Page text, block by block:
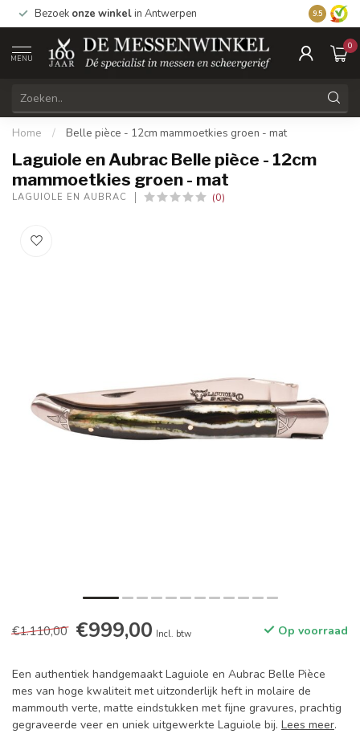
Bezoek onze winkelin Antwerpen Vandaag
9.5
MENU
0
Home / Belle pièce - 12cm mammoetkies groen - mat
Laguiole en Aubrac Belle pièce - 12cm
mammoetkies groen - mat
LAGUIOLE EN AUBRAC (0)
€1.110,00 €999,00 Incl. btw Op voorraad
Een authentiek handgemaakt Laguiole en Aubrac Belle Pièce
mes van hoge kwaliteit met uitzonderlijk heft in molaire de
mammouth verte, matte eindstukken met fijne gravures, prachtig
gegraveerde veer en uniek uitgewerkte Laguiole bij. Lees meer.